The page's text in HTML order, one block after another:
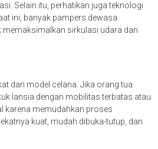
Selain itu, perhatikan juga teknologi
ini, banyak pampers dewasa
memaksimalkan sirkulasi udara dan
dan model celana. Jika orang tua
lansia dengan mobilitas terbatas atau
karena memudahkan proses
kuat, mudah dibuka-tutup, dan